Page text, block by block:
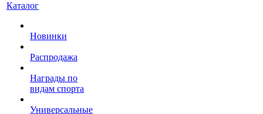
Каталог
Новинки
Распродажа
Награды по
видам спорта
Универсальные